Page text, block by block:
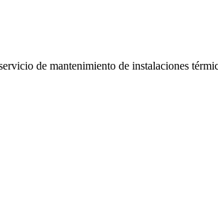
de mantenimiento de instalaciones